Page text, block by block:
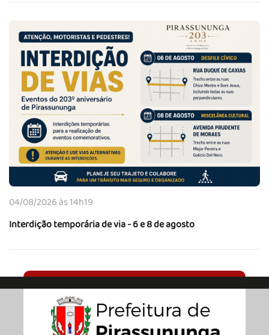
04/08/2026 às 14h19
Interdição temporária de via - 6 e 8 de agosto